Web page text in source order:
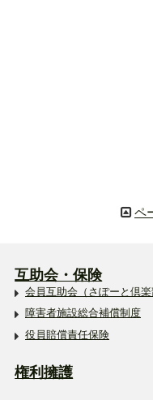
ペ
互助会・保険
会員互助会（さぽーと倶楽
障害者施設総合補償制度
役員賠償責任保険
権利擁護